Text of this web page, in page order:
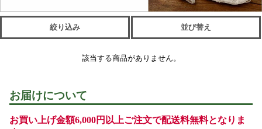
絞り込み 並び替え
該当する商品がありません。